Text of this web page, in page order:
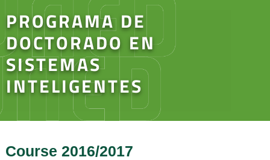
PROGRAMA DE
DOCTORADO EN
SISTEMAS
INTELIGENTES
Course 2016/2017